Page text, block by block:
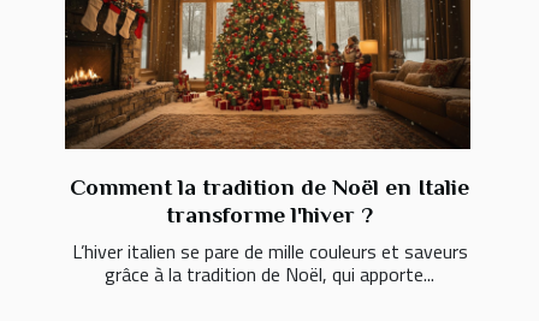
Comment la tradition de Noël en Italie
transforme l'hiver ?
L’hiver italien se pare de mille couleurs et saveurs
grâce à la tradition de Noël, qui apporte...